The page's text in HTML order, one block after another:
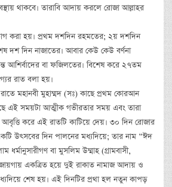
থাকবে। তারাবি আদায় করলে রোজা আল্লাহর
করা হয়। প্রথম দশদিন রহমতের; ২য় দশদিন
দশ দিন নাজাতের। আবার কেউ কেউ বর্ণনা
আশির্বাদের বা ফজিলতের। বিশেষ করে ২৭তম
রাত বলা হয়।
মহানবী মুহাম্মদ (সঃ) কাছে প্রথম কোরআন
এই সময়টা আত্মীক গভীরতার সময় এবং তারা
করে এই রাতটি কাটিয়ে দেয়। ৩০ দিন রোজার
উৎসবের দিন পালনের মধ্যদিয়ে; তার নাম “ঈদ
বা মুসলিম উম্মাহ (গ্রামবাসী,
একত্রিত হয়ে দুই রাকাত নামাজ আদায় ও
শেষ হয়। এই দিনটির প্রথা হল নতুন কাপড়